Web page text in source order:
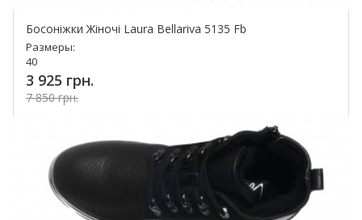
Босоніжки Жіночі Laura Bellariva 5135 Fb
Размеры:
40
3 925 грн.
7 850 грн.